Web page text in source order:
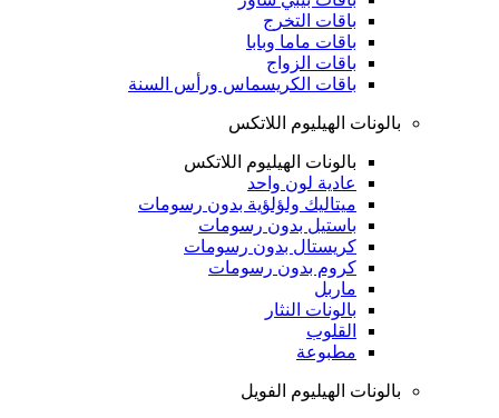
باقات التخرج
باقات ماما وبابا
باقات الزواج
باقات الكريسماس ورأس السنة
بالونات الهيليوم اللاتكس
بالونات الهيليوم اللاتكس
عادية لون واحد
ميتاليك ولؤلؤية بدون رسومات
باستيل بدون رسومات
كريستال بدون رسومات
كروم بدون رسومات
ماربل
بالونات النثار
القلوب
مطبوعة
بالونات الهيليوم الفويل